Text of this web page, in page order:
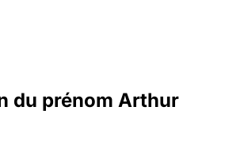
du prénom Arthur